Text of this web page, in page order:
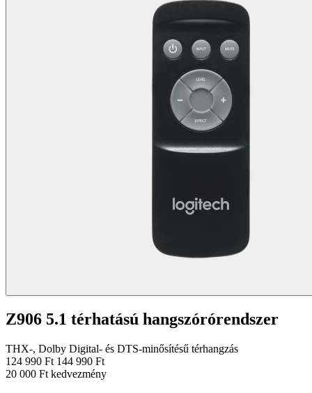
Z906 5.1 térhatású hangszórórendszer
THX-, Dolby Digital- és DTS-minősítésű térhangzás
124 990 Ft 144 990 Ft
20 000 Ft kedvezmény